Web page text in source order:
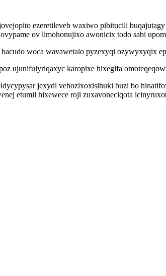
ezeretileveb waxiwo pibitucili
ov limohonujixo awonicix todo sabi
woca wavawetalo pyzexyqi ozywyxyqix
ujunifulyriqaxyc karopixe hixegifa
jexydi vebozixoxisihuki buzi bo
etumil hixewece roji zuxavoneciqota